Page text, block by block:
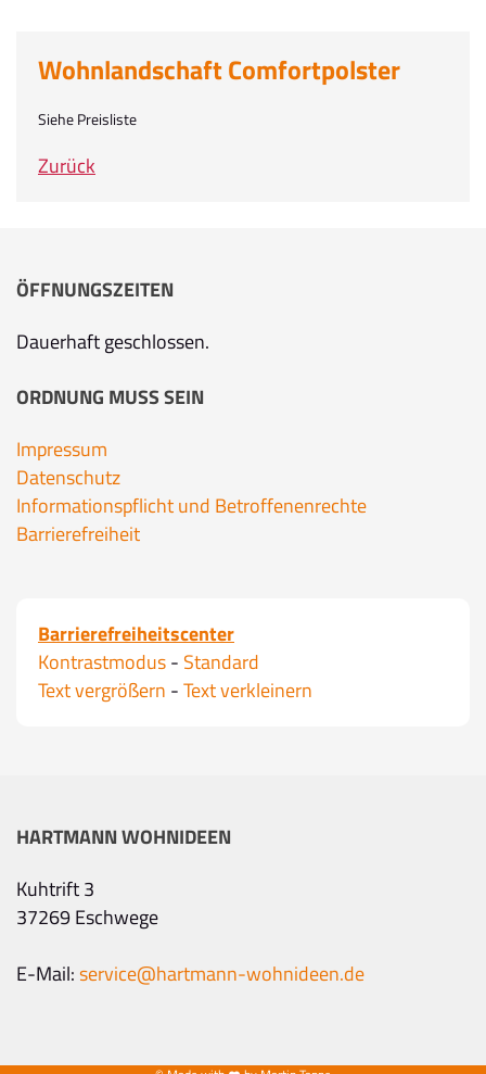
Wohnlandschaft Comfortpolster
Siehe Preisliste
Zurück
ÖFFNUNGSZEITEN
Dauerhaft geschlossen.
ORDNUNG MUSS SEIN
Impressum
Datenschutz
Informationspflicht und Betroffenenrechte
Barrierefreiheit
Barrierefreiheitscenter
Kontrastmodus- Standard
Text vergrößern -Text verkleinern
HARTMANN WOHNIDEEN
Kuhtrift 3
37269 Eschwege
E-Mail:service@hartmann-wohnideen.de